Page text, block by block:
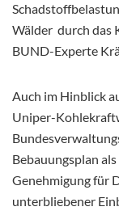
Wälder durch das
BUND-Experte
Auch im Hinblick
Uniper-
Bebauungsplan
Genehmigung für
unterbliebener